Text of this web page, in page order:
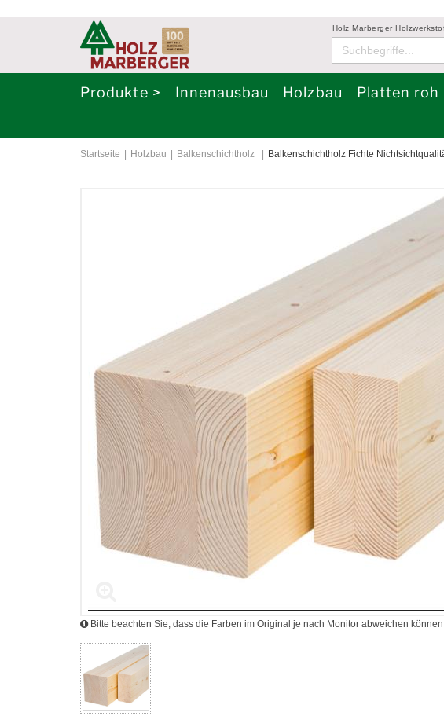
Holz Marberger
Produkte > Innenausbau Holzbau Platten roh
Startseite Holzbau Balkenschichtholz Balkenschichtholz Fichte
Bitte beachten Sie, dass die Farben im Original je nach Monitor abweichen